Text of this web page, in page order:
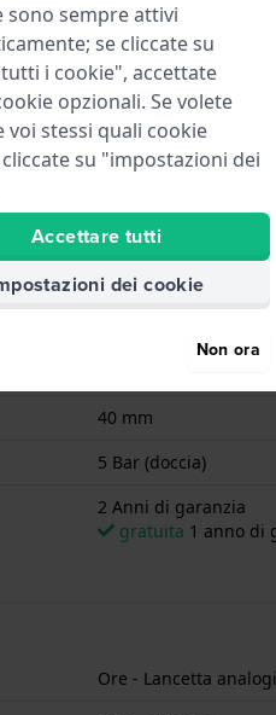
è dotato di un cinturino
la doccia. L'orologio è
40 mm
5 Bar (doccia)
2 Anni di garanzia
gratuita 1 anno di
Ore - Lancetta
sono sempre attivi
se cliccate su
i cookie", accettate
opzionali. Se volete
voi stessi quali cookie
su "impostazioni dei
Accettare tutti
dei cookie
Non ora